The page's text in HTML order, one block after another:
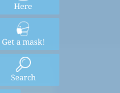
Here
Get a mask!
Search